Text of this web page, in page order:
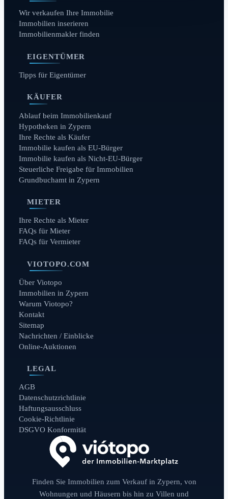
Wir verkaufen Ihre Immobilie
Immobilien inserieren
Immobilienmakler finden
EIGENTÜMER
Tipps für Eigentümer
KÄUFER
Ablauf beim Immobilienkauf
Hypotheken in Zypern
Ihre Rechte als Käufer
Immobilie kaufen als EU-Bürger
Immobilie kaufen als Nicht-EU-Bürger
Steuerliche Freigabe für Immobilien
Grundbuchamt in Zypern
MIETER
Ihre Rechte als Mieter
FAQs für Mieter
FAQs für Vermieter
VIOTOPO.COM
Über Viotopo
Immobilien in Zypern
Warum Viotopo?
Kontakt
Sitemap
Nachrichten / Einblicke
Online-Auktionen
LEGAL
AGB
Datenschutzrichtlinie
Haftungsausschluss
Cookie-Richtlinie
DSGVO Konformität
Finden Sie Immobilien zum Verkauf in Zypern, von
Wohnungen und Häusern bis hin zu Villen und